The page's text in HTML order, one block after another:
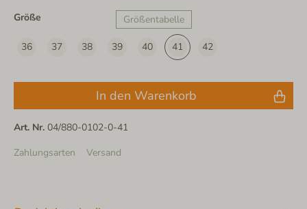
Größe Größentabelle
36 37 38 39 40 41 42
In den Warenkorb
Art. Nr. 04/880-0102-0-41
Zahlungsarten
Versand